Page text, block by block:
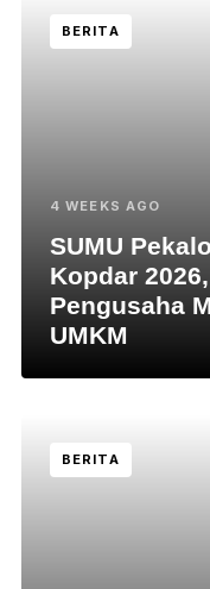
BERITA
4 WEEKS AGO
SUMU
Kopdar
Pengusaha
UMKM
BERITA